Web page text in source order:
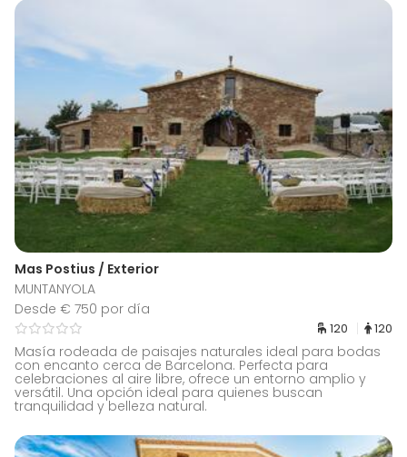
Mas Postius / Exterior
MUNTANYOLA
Desde € 750 por día
120 120
Masía rodeada de paisajes naturales ideal para bodas
con encanto cerca de Barcelona. Perfecta para
celebraciones al aire libre, ofrece un entorno amplio y
versátil. Una opción ideal para quienes buscan
tranquilidad y belleza natural.